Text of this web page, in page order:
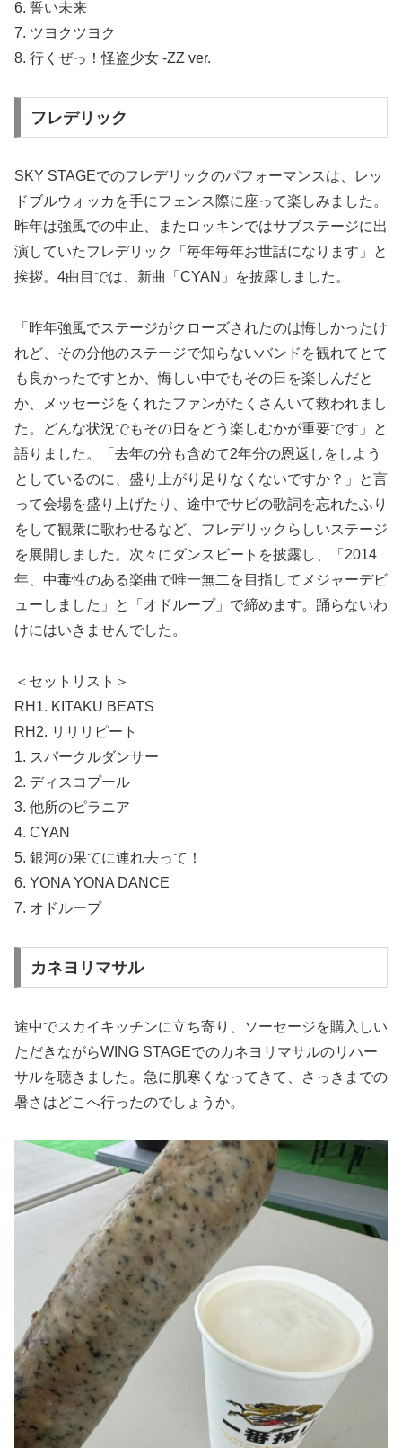
6. 誓い未来
7. ツヨクツヨク
8. 行くぜっ！怪盗少女 -ZZ ver.
フレデリック
SKY STAGEでのフレデリックのパフォーマンスは、レッ
ドブルウォッカを手にフェンス際に座って楽しみました。
昨年は強風での中止、またロッキンではサブステージに出
演していたフレデリック「毎年毎年お世話になります」と
挨拶。4曲目では、新曲「CYAN」を披露しました。
「昨年強風でステージがクローズされたのは悔しかったけ
れど、その分他のステージで知らないバンドを観れてとて
も良かったですとか、悔しい中でもその日を楽しんだと
か、メッセージをくれたファンがたくさんいて救われまし
た。どんな状況でもその日をどう楽しむかが重要です」と
語りました。「去年の分も含めて2年分の恩返しをしよう
としているのに、盛り上がり足りなくないですか？」と言
って会場を盛り上げたり、途中でサビの歌詞を忘れたふり
をして観衆に歌わせるなど、フレデリックらしいステージ
を展開しました。次々にダンスビートを披露し、「2014
年、中毒性のある楽曲で唯一無二を目指してメジャーデビ
ューしました」と「オドループ」で締めます。踊らないわ
けにはいきませんでした。
＜セットリスト＞
RH1. KITAKU BEATS
RH2. リリリピート
1. スパークルダンサー
2. ディスコプール
3. 他所のピラニア
4. CYAN
5. 銀河の果てに連れ去って！
6. YONA YONA DANCE
7. オドループ
カネヨリマサル
途中でスカイキッチンに立ち寄り、ソーセージを購入しい
ただきながらWING STAGEでのカネヨリマサルのリハー
サルを聴きました。急に肌寒くなってきて、さっきまでの
暑さはどこへ行ったのでしょうか。